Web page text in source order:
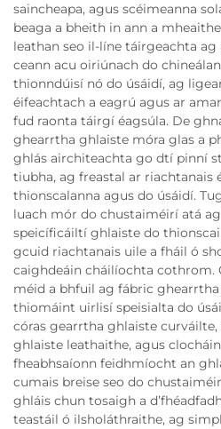
saincheapa, agus scéimeanna
beaga a bheith in ann a
leathan seo il-líne táirgeachta ag
ceann acu oiriúnach do
thionndúisí nó do úsáidí, ag
éifeachtach a eagrú agus ar
fud raonta táirgí éagsúla. De
ghearrtha ghlaiste móra glas a
ghlás airchiteachta go dtí pinní
tiubha, ag freastal ar riachtanais
thionscalanna agus do úsáidí.
luach mór do chustaiméirí atá
speicíficáiltí ghlaiste do
gcuid riachtanais uile a fháil ó
caighdeáin cháilíochta cothrom.
méid a bhfuil ag fábric
thiomáint uirlisí speisialta do
córas gearrtha ghlaiste
ghlaiste leathaithe, agus
fheabhsaíonn feidhmíocht an
cumais breise seo do
ghláis chun tosaigh a
teastáil ó ilsholáthraithe, ag